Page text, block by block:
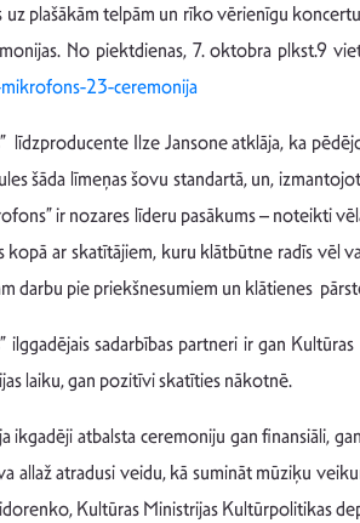
plašākām telpām un rīko vērienīgu
No piektdienas, 7. oktobra plkst.9
23-ceremonija
līdzproducente Ilze Jansone atklāja, ka
šāda līmeņas šovu standartā, un,
ir nozares līderu pasākums – noteikti
ar skatītājiem, kuru klātbūtne radīs vēl
darbu pie priekšnesumiem un klātienes
ilggadējais sadarbības partneri ir gan
laiku, gan pozitīvi skatīties nākotnē.
ikgadēji atbalsta ceremoniju gan finansiāli,
allaž atradusi veidu, kā sumināt mūziķu
Kultūras Ministrijas Kultūrpolitikas